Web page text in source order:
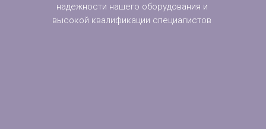
надежности нашего оборудования и
высокой квалификации специалистов